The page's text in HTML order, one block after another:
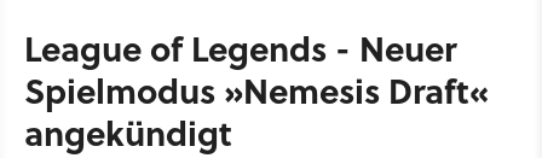
League of Legends - Neuer
Spielmodus »Nemesis Draft«
angekündigt